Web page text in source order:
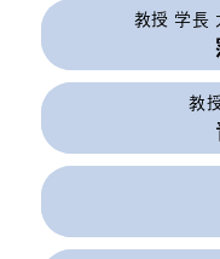
教授 学長
教